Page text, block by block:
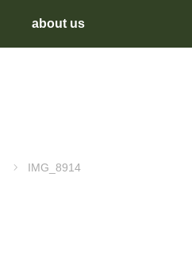
about us
IMG_8914